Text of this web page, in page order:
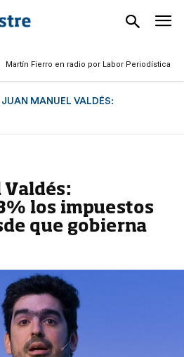
Fierro en radio por Labor Periodística
JUAN MANUEL VALDÉS:
Valdés:
los impuestos
que gobierna